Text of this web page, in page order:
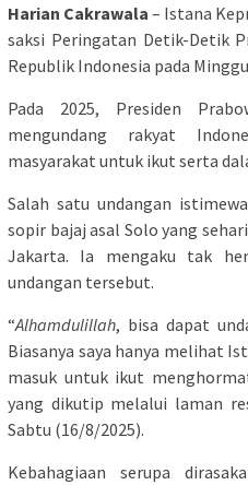
Harian Cakrawala – Istana
saksi Peringatan Detik-Detik
Republik Indonesia pada
Pada 2025, Presiden
mengundang rakyat
masyarakat untuk ikut serta
Salah satu undangan
sopir bajaj asal Solo yang
Jakarta. Ia mengaku tak
undangan tersebut.
“Alhamdulillah, bisa dapat
Biasanya saya hanya melihat
masuk untuk ikut
yang dikutip melalui laman
Sabtu (16/8/2025).
Kebahagiaan serupa